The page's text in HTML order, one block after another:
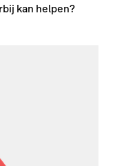
kan helpen?